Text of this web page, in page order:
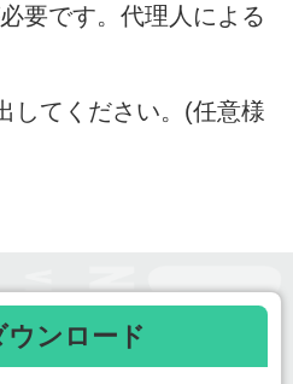
要です。代理人による
してください。(任意様
ンロード